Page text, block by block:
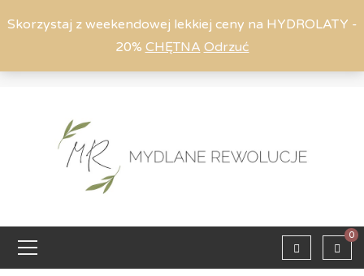
Skorzystaj z weekendowej lekkiej ceny na HYDROLATY -
20% CHĘTNA Odrzuć
0